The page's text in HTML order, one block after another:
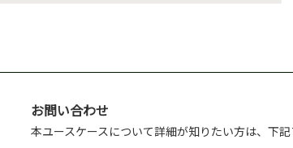
お問い合わせ
本ユースケースについて詳細が知りたい方は、下